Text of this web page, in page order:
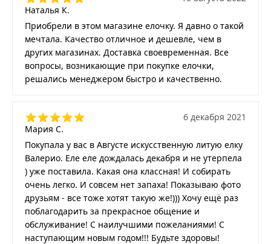
Наталья К.
Приобрели в этом магазине елочку. Я давно о такой
мечтала. Качество отличное и дешевле, чем в
других магазинах. Доставка своевременная. Все
вопросы, возникающие при покупке елочки,
решались менеджером быстро и качественно.
Мария С.
6 декабря 2021
Покупала у вас в Августе искусственную литую елку
Валерио. Еле еле дождалась декабря и не утерпела
) уже поставила. Какая она классная! И собирать
очень легко. И совсем нет запаха! Показываю фото
друзьям - все тоже хотят такую же!))) Хочу ещё раз
поблагодарить за прекрасное общение и
обслуживание! С наилучшими пожеланиями! С
наступающим новым годом!!! Будьте здоровы!